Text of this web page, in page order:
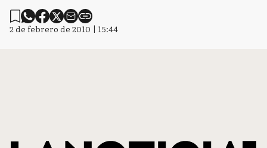
2 de febrero de 2010 | 15:44